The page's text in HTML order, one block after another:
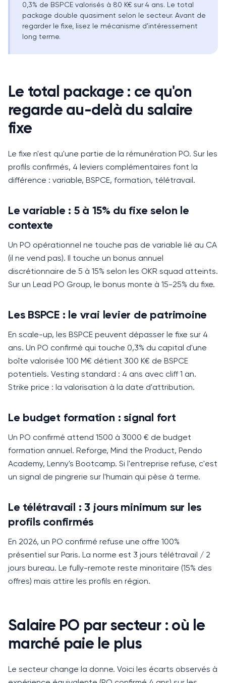
0,3% de BSPCE valorisés à 80 K€ sur 4 ans. Le total
package double quasiment selon le secteur. Avant de
regarder le fixe, lisez le mécanisme d'intéressement
long terme.
Le total package : ce qu'on
regarde au-delà du salaire
fixe
Le fixe n'est qu'une partie de la rémunération PO. Sur les
profils confirmés, 4 leviers complémentaires font la
différence : variable, BSPCE, formation, télétravail.
Le variable : 5 à 15% du fixe selon le
contexte
Un PO opérationnel ne touche pas de variable lié au CA
(il ne vend pas). Il touche un bonus annuel
discrétionnaire de 5 à 15% selon les OKR squad atteints.
Sur un Lead PO Group, le bonus monte à 15-25% du fixe.
Les BSPCE : le vrai levier de patrimoine
En scale-up, les BSPCE peuvent dépasser le fixe sur 4
ans. Un PO confirmé qui touche 0,3% du capital d'une
boîte valorisée 100 M€ détient 300 K€ de BSPCE
potentiels. Vesting standard : 4 ans avec cliff 1 an.
Strike price : la valorisation à la date d'attribution.
Le budget formation : signal fort
Un PO confirmé attend 1500 à 3000 € de budget
formation annuel. Reforge, Mind the Product, Pendo
Academy, Lenny's Bootcamp. Si l'entreprise refuse, c'est
un signal de pingrerie sur l'humain qui pèse à terme.
Le télétravail : 3 jours minimum sur les
profils confirmés
En 2026, un PO confirmé refuse une offre 100%
présentiel sur Paris. La norme est 3 jours télétravail / 2
jours bureau. Le fully-remote reste minoritaire (15% des
offres) mais attire les profils en région.
Salaire PO par secteur : où le
marché paie le plus
Le secteur change la donne. Voici les écarts observés à